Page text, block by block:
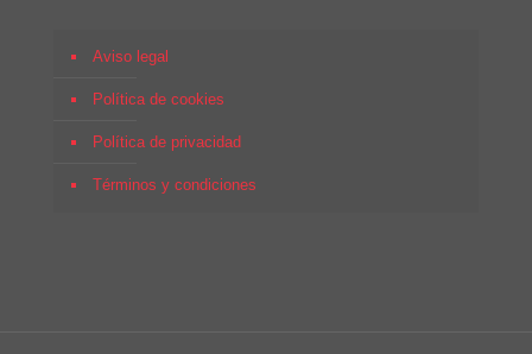
Aviso legal
Política de cookies
Política de privacidad
Términos y condiciones